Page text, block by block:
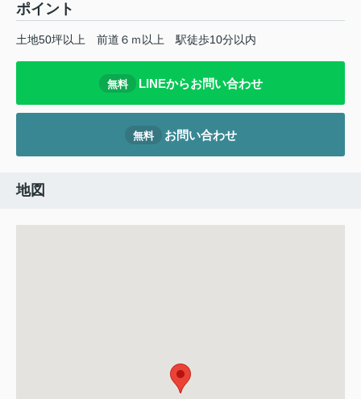
ポイント
土地50坪以上 前道６ｍ以上 駅徒歩10分以内
無料 LINEからお問い合わせ
無料 お問い合わせ
地図